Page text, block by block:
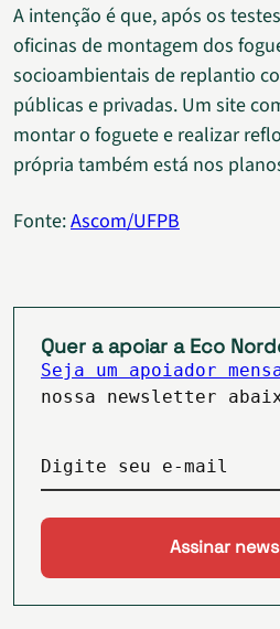
A intenção é que, após os
oficinas de montagem dos
socioambientais de replantio
públicas e privadas. Um site
montar o foguete e realizar
própria também está nos
Fonte:Ascom/UFPB
Quer a apoiar a Eco
Seja um apoiador
nossa newsletter
Digite seu e-mail